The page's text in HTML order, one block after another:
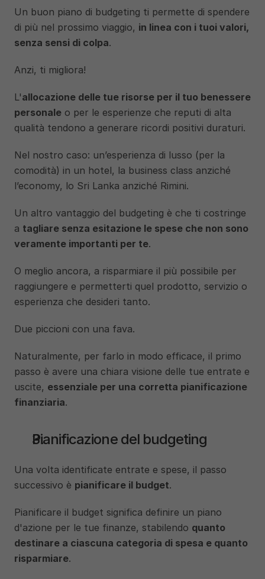
Un buon piano di budgeting ti permette di spendere
di più nel prossimo viaggio, in linea con i tuoi valori,
senza sensi di colpa.
Anzi, ti migliora!
L'allocazione delle tue risorse per il tuo benessere
personale o per le esperienze che reputi di alta
qualità tendono a generare ricordi positivi duraturi.
Nel nostro caso: un’esperienza di lusso (per la
comodità) in un hotel, la business class anziché
l’economy, lo Sri Lanka anziché Rimini.
Un altro vantaggio del budgeting è che ti costringe
a tagliare senza esitazione le spese che non sono
veramente importanti per te.
O meglio ancora, a risparmiare il più possibile per
raggiungere e permetterti quel prodotto, servizio o
esperienza che desideri tanto.
Due piccioni con una fava.
Naturalmente, per farlo in modo efficace, il primo
passo è avere una chiara visione delle tue entrate e
uscite, essenziale per una corretta pianificazione
finanziaria.
Pianificazione del budgeting
Una volta identificate entrate e spese, il passo
successivo è pianificare il budget.
Pianificare il budget significa definire un piano
d'azione per le tue finanze, stabilendo quanto
destinare a ciascuna categoria di spesa e quanto
risparmiare.